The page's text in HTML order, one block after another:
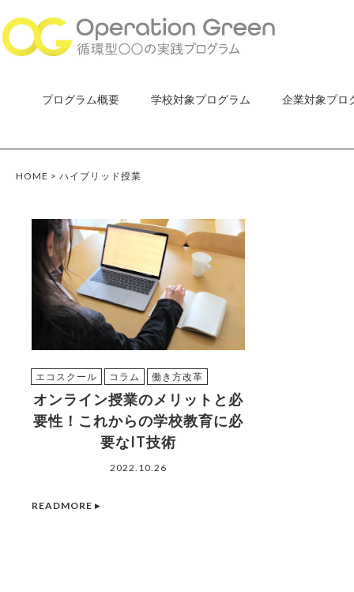
プログラム概要 学校対象プログラム 企業対象プロ
HOME > ハイブリッド授業
エコスクール コラム 働き方改革
オンライン授業のメリットと必
要性！これからの学校教育に必
要なIT技術
2022.10.26
READMORE ▸